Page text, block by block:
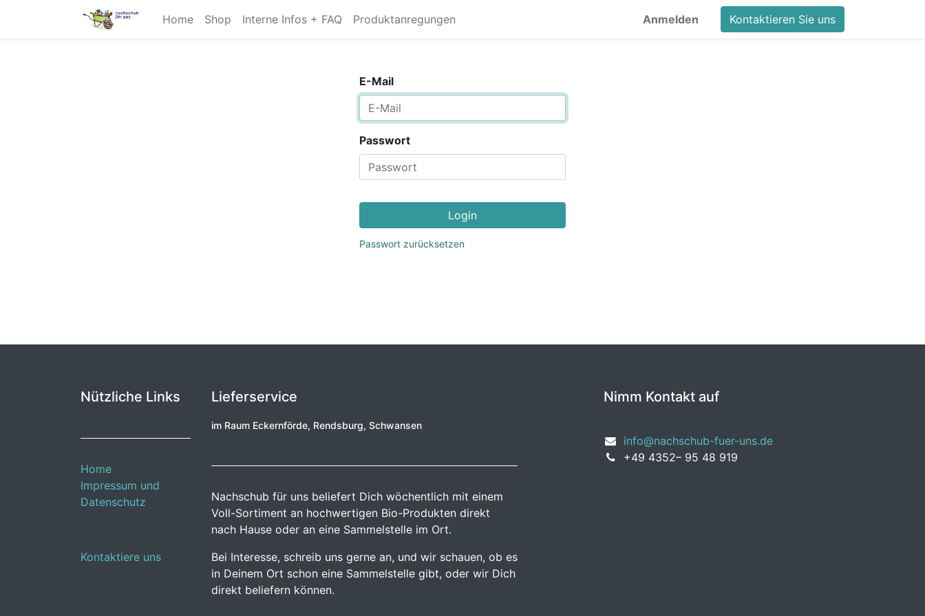
Home Shop Interne Infos + FAQ Produktanregungen Anmelden Kontaktieren Sie uns
E-Mail
Passwort
Login
Passwort zurücksetzen
Nützliche Links
Home
Impressum und
Datenschutz
Kontaktiere uns
Lieferservice
im Raum Eckernförde, Rendsburg, Schwansen
Nachschub für uns beliefert Dich wöchentlich mit einem
Voll-Sortiment an hochwertigen Bio-Produkten direkt
nach Hause oder an eine Sammelstelle im Ort.
Bei Interesse, schreib uns gerne an, und wir schauen, ob es
in Deinem Ort schon eine Sammelstelle gibt, oder wir Dich
direkt beliefern können.
Nimm Kontakt auf
info@nachschub-fuer-uns.de
+49 4352– 95 48 919